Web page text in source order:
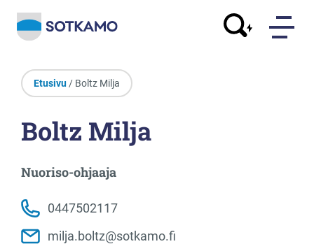
Etusivu / Boltz Milja
Boltz Milja
Nuoriso-ohjaaja
0447502117
milja.boltz@sotkamo.fi